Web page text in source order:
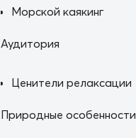
Морской каякинг
Аудитория
Ценители релаксации
Природные особенности